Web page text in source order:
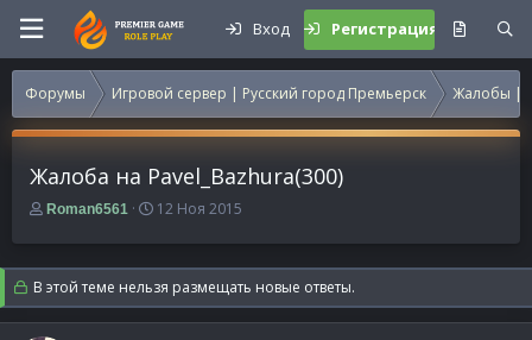
Вход Регистрация
Форумы Игровой сервер | Русский город Премьерск Жалобы |
Жалоба на Pavel_Bazhura(300)
А
т
о
р
т
е
Roman6561
Д
т
а
н
а
12 Ноя 2015
В этой теме нельзя размещать новые ответы.